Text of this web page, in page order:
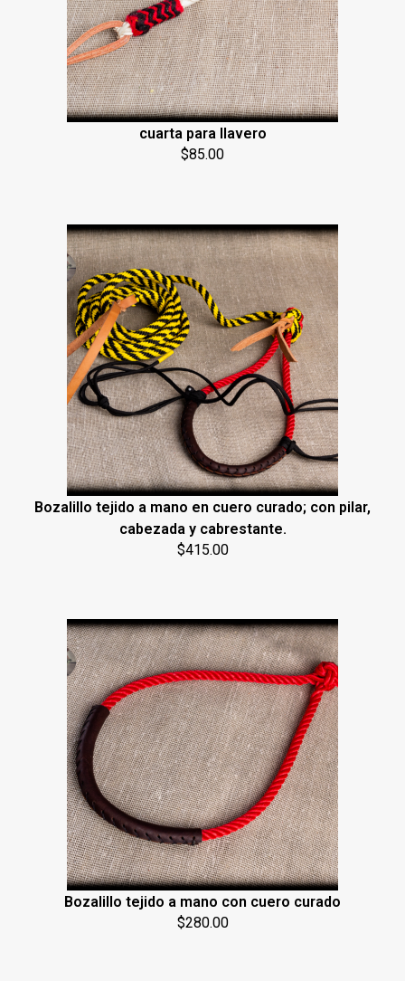
cuarta para llavero
$85.00
Bozalillo tejido a mano en cuero curado; con pilar,
cabezada y cabrestante.
$415.00
Bozalillo tejido a mano con cuero curado
$280.00